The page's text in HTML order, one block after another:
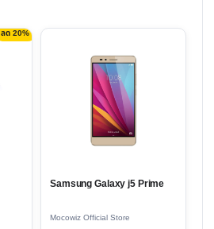
ลด 20%
Samsung Galaxy j5 Prime
Mocowiz Official Store